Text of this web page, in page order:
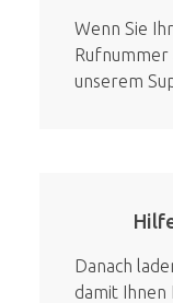
Wenn Sie
unserem
Danach
damit